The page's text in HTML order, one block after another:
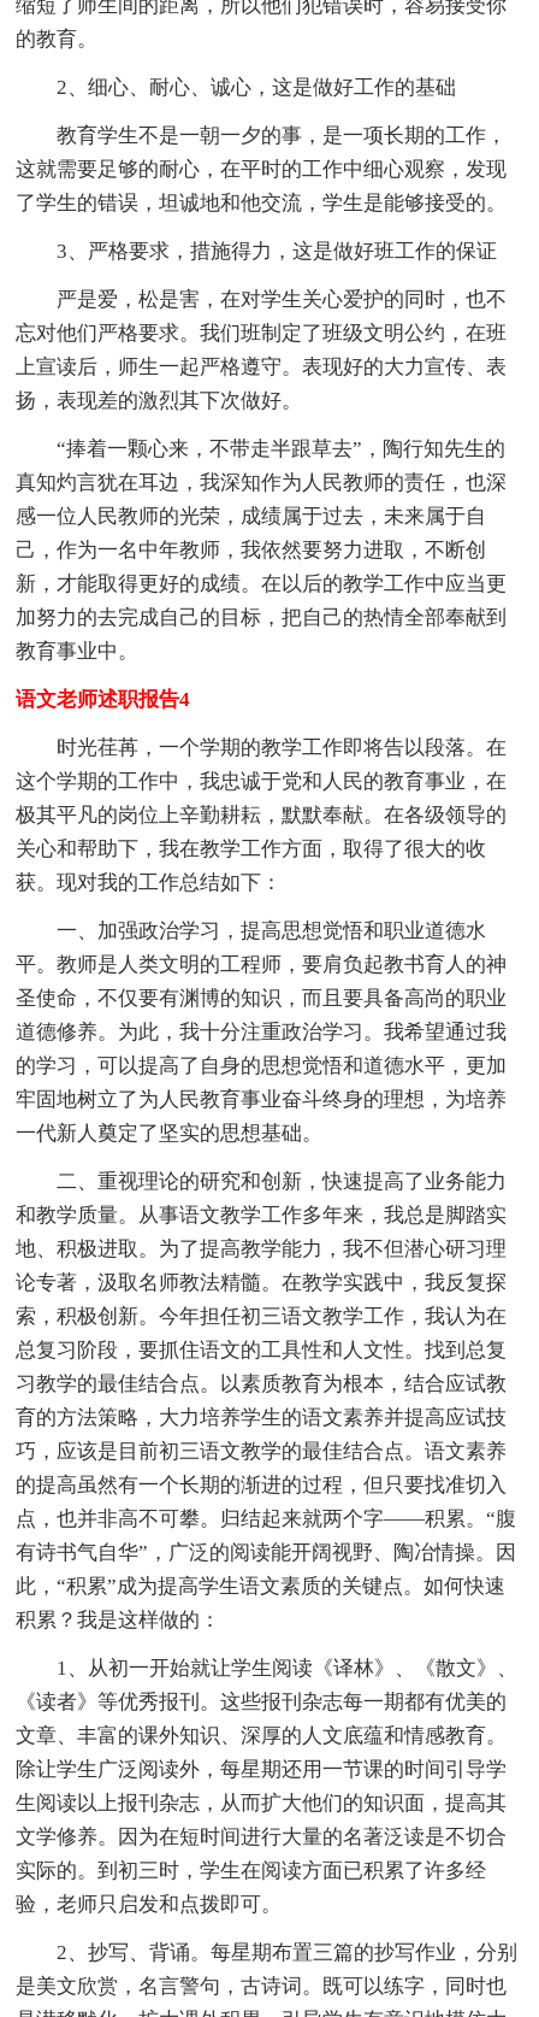
缩短了师生间的距离，所以他们犯错误时，容易接受你
的教育。
2、细心、耐心、诚心，这是做好工作的基础
教育学生不是一朝一夕的事，是一项长期的工作，
这就需要足够的耐心，在平时的工作中细心观察，发现
了学生的错误，坦诚地和他交流，学生是能够接受的。
3、严格要求，措施得力，这是做好班工作的保证
严是爱，松是害，在对学生关心爱护的同时，也不
忘对他们严格要求。我们班制定了班级文明公约，在班
上宣读后，师生一起严格遵守。表现好的大力宣传、表
扬，表现差的激烈其下次做好。
“捧着一颗心来，不带走半跟草去”，陶行知先生的
真知灼言犹在耳边，我深知作为人民教师的责任，也深
感一位人民教师的光荣，成绩属于过去，未来属于自
己，作为一名中年教师，我依然要努力进取，不断创
新，才能取得更好的成绩。在以后的教学工作中应当更
加努力的去完成自己的目标，把自己的热情全部奉献到
教育事业中。
语文老师述职报告4
时光荏苒，一个学期的教学工作即将告以段落。在
这个学期的工作中，我忠诚于党和人民的教育事业，在
极其平凡的岗位上辛勤耕耘，默默奉献。在各级领导的
关心和帮助下，我在教学工作方面，取得了很大的收
获。现对我的工作总结如下：
一、加强政治学习，提高思想觉悟和职业道德水
平。教师是人类文明的工程师，要肩负起教书育人的神
圣使命，不仅要有渊博的知识，而且要具备高尚的职业
道德修养。为此，我十分注重政治学习。我希望通过我
的学习，可以提高了自身的思想觉悟和道德水平，更加
牢固地树立了为人民教育事业奋斗终身的理想，为培养
一代新人奠定了坚实的思想基础。
二、重视理论的研究和创新，快速提高了业务能力
和教学质量。从事语文教学工作多年来，我总是脚踏实
地、积极进取。为了提高教学能力，我不但潜心研习理
论专著，汲取名师教法精髓。在教学实践中，我反复探
索，积极创新。今年担任初三语文教学工作，我认为在
总复习阶段，要抓住语文的工具性和人文性。找到总复
习教学的最佳结合点。以素质教育为根本，结合应试教
育的方法策略，大力培养学生的语文素养并提高应试技
巧，应该是目前初三语文教学的最佳结合点。语文素养
的提高虽然有一个长期的渐进的过程，但只要找准切入
点，也并非高不可攀。归结起来就两个字——积累。“腹
有诗书气自华”，广泛的阅读能开阔视野、陶冶情操。因
此，“积累”成为提高学生语文素质的关键点。如何快速
积累？我是这样做的：
1、从初一开始就让学生阅读《译林》、《散文》、
《读者》等优秀报刊。这些报刊杂志每一期都有优美的
文章、丰富的课外知识、深厚的人文底蕴和情感教育。
除让学生广泛阅读外，每星期还用一节课的时间引导学
生阅读以上报刊杂志，从而扩大他们的知识面，提高其
文学修养。因为在短时间进行大量的名著泛读是不切合
实际的。到初三时，学生在阅读方面已积累了许多经
验，老师只启发和点拨即可。
2、抄写、背诵。每星期布置三篇的抄写作业，分别
是美文欣赏，名言警句，古诗词。既可以练字，同时也